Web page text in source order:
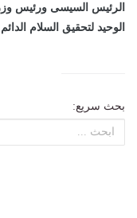
الرئيس السيسى ورئيس
الوحيد لتحقيق السلام الدائم
بحث سريع: